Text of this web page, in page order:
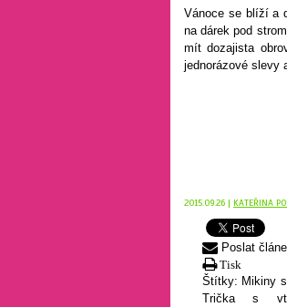
Vánoce se blíží a
na dárek pod
mít dozajista
2015.09.26 | KATEŘINA
Poslat
Tisk
Štítky: Mikiny
Trička s